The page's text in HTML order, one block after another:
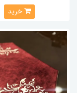
خرید